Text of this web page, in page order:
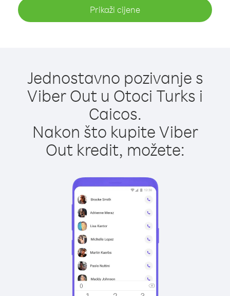
Prikaži cijene
Jednostavno pozivanje s
Viber Out u Otoci Turks i
Caicos.
Nakon što kupite Viber
Out kredit, možete: